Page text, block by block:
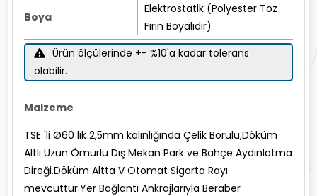
Boya
Elektrostatik (Polyester Toz
Fırın Boyalıdır)
Ürün ölçülerinde +- %10'a kadar tolerans
olabilir.
Malzeme
TSE 'li Ø60 lık 2,5mm kalınlığında Çelik Borulu,Döküm
Altlı Uzun Ömürlü Dış Mekan Park ve Bahçe Aydınlatma
Direği.Döküm Altta V Otomat Sigorta Rayı
mevcuttur.Yer Bağlantı Ankrajlarıyla Beraber